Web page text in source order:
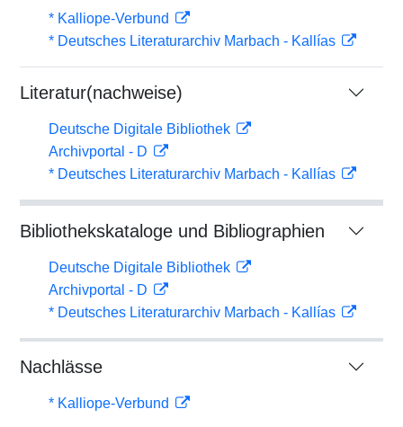
* Kalliope-Verbund
* Deutsches Literaturarchiv Marbach - Kallías
Literatur(nachweise)
Deutsche Digitale Bibliothek
Archivportal - D
* Deutsches Literaturarchiv Marbach - Kallías
Bibliothekskataloge und Bibliographien
Deutsche Digitale Bibliothek
Archivportal - D
* Deutsches Literaturarchiv Marbach - Kallías
Nachlässe
* Kalliope-Verbund